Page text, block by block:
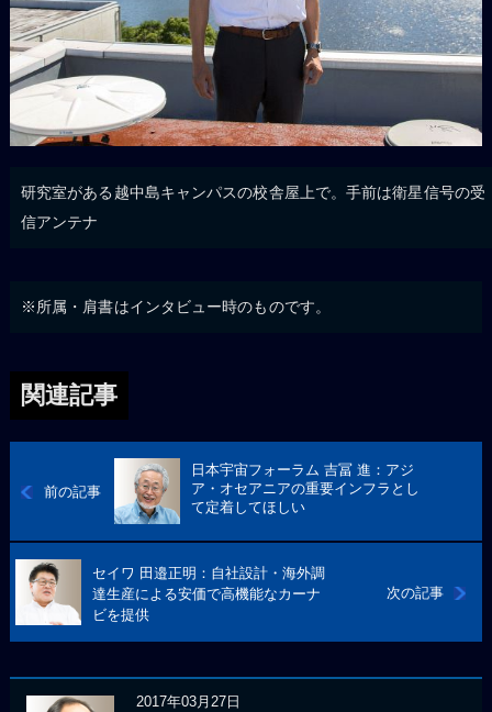
研究室がある越中島キャンパスの校舎屋上で。手前は衛星信号の受
信アンテナ
※所属・肩書はインタビュー時のものです。
関連記事
前の記事
日本宇宙フォーラム 吉冨 進：アジ
ア・オセアニアの重要インフラとし
て定着してほしい
次の記事
セイワ 田邉正明：自社設計・海外調
達生産による安価で高機能なカーナ
ビを提供
2017年03月27日